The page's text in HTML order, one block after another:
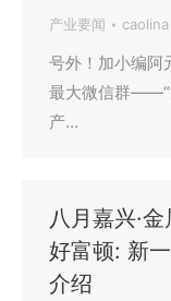
产业要闻 caolina
号外！加小编阿
最大微信群——“
产…
八月嘉兴·
好富顿: 新
介绍